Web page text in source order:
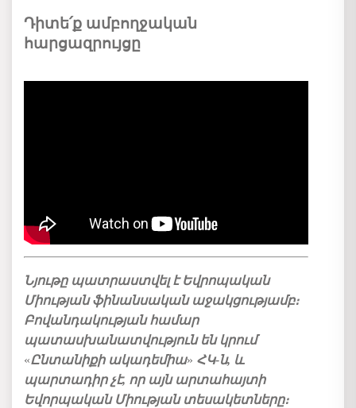
Դիտե՛ք ամբողջական
հարցազրույցը
Նյութը պատրաստվել է Եվրոպական
Միության ֆինանսական աջակցությամբ։
Բովանդակության համար
պատասխանատվություն են կրում
«Ընտանիքի ակադեմիա» ՀԿ-ն, և
պարտադիր չէ, որ այն արտահայտի
Եվորպական Միության տեսակետները։